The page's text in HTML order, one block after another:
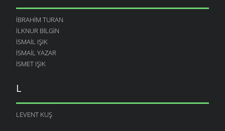
İBRAHIM TURAN
İLKNUR BILGIN
İSMAIL IŞIK
ISMAIL YAZAR
ISMET IŞIK
L
LEVENT KUŞ